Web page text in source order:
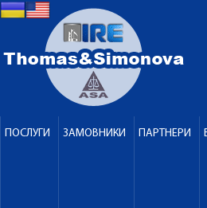
ПОСЛУГИ ЗАМОВНИКИ ПАРТНЕРИ